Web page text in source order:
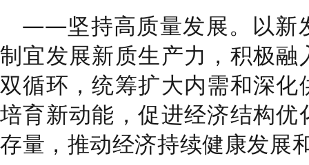
——坚持高质量发展。 以新
制宜发展新质生产力，积极
双循环，统筹扩大内需和深
培育新动能，促进经济结构
存量，推动经济持续健康发展